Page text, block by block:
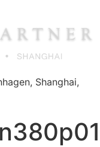
Shanghai,